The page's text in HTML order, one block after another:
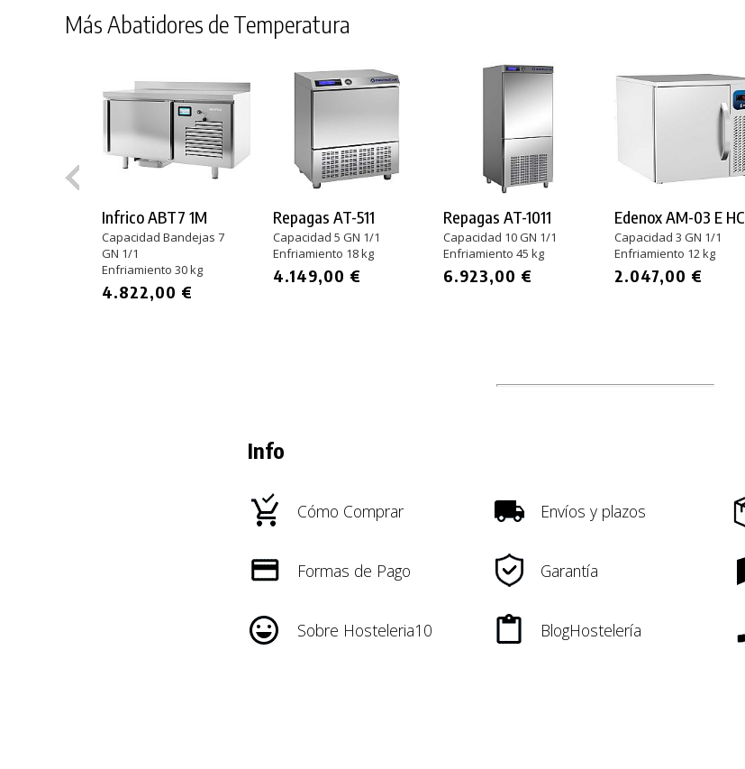
Más Abatidores de Temperatura
Infrico ABT7 1M
Capacidad Bandejas 7
GN 1/1
Enfriamiento 30 kg
4.822,00 €
Repagas AT-511
Capacidad 5 GN 1/1
Enfriamiento 18 kg
4.149,00 €
Repagas AT-1011
Capacidad 10 GN 1/1
Enfriamiento 45 kg
6.923,00 €
Edenox AM-03 E HC
Capacidad 3 GN 1/1
Enfriamiento 12 kg
2.047,00 €
Info
Cómo Comprar Envíos y plazos
Formas de Pago Garantía
Sobre Hosteleria10 BlogHostelería